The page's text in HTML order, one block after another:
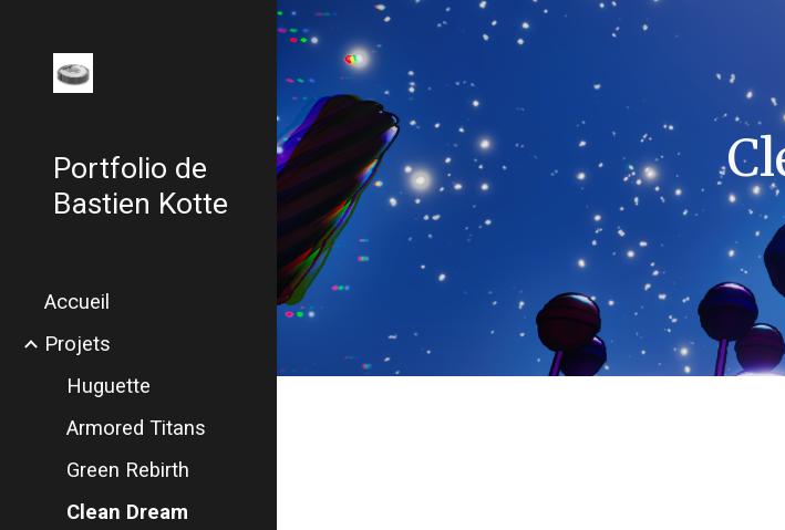
Skip to main content
Portfolio de
Bastien Kotte
Accueil
Projets
Huguette
Armored Titans
Green Rebirth
Clean Dream